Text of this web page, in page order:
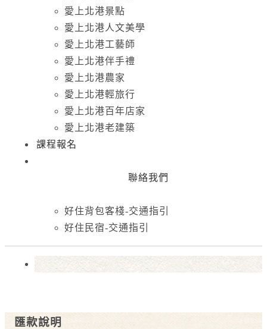
愛上北港景點
愛上北港人文美學
愛上北港工藝師
愛上北港伴手禮
愛上北港農家
愛上北港輕旅行
愛上北港百年店家
愛上北港老建築
課程報名
聯絡我們
好住背包客棧-交通指引
好住民宿-交通指引
匯款說明